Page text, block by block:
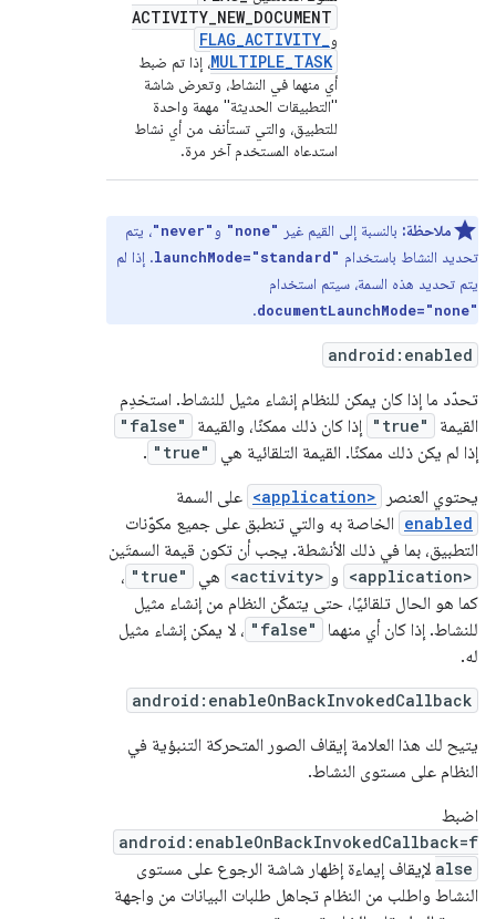
ACTIVITY_NEW_DOCUMENT
و FLAG_ACTIVITY_
MULTIPLE_TASK
، إذا تم ضبط
أي منهما في النشاط، وتعرض شاشة
"التطبيقات الحديثة" مهمة واحدة
للتطبيق، والتي تستأنف من أي نشاط
استدعاه المستخدم آخر مرة.
ملاحظة: بالنسبة إلى القيم غير "none" و "never"، يتم
تحديد النشاط باستخدام launchMode="standard". إذا لم
يتم تحديد هذه السمة، سيتم استخدام
documentLaunchMode="none"
.
android:enabled
تحدّد ما إذا كان يمكن للنظام إنشاء مثيل للنشاط. استخدِم
القيمة
"true" إذا كان ذلك ممكنًا، والقيمة "false"
إذا لم يكن ذلك ممكنًا. القيمة التلقائية هي "true"
.
يحتوي العنصر
<application> على السمة
enabled الخاصة به والتي تنطبق على جميع مكوّنات
التطبيق، بما في ذلك الأنشطة. يجب أن تكون قيمة السمتَين
<application> و <activity> هي "true" ،
كما هو الحال تلقائيًا، حتى يتمكّن النظام من إنشاء مثيل
للنشاط. إذا كان أي منهما
"false" ، لا يمكن إنشاء مثيل
له.
android:enableOnBackInvokedCallback
يتيح لك هذا العلامة إيقاف الصور المتحركة التنبؤية في
النظام على مستوى النشاط.
اضبط
android:enableOnBackInvokedCallback=f
alse لإيقاف إيماءة إظهار شاشة الرجوع على مستوى
النشاط واطلب من النظام تجاهل طلبات البيانات من واجهة